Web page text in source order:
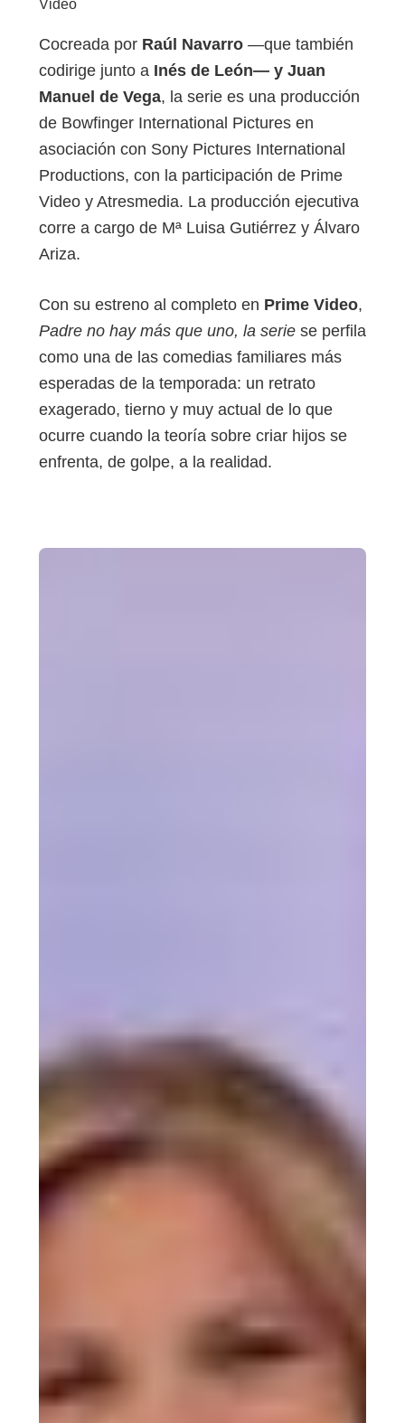
Video
Cocreada por Raúl Navarro —que también
codirige junto a Inés de León— y Juan
Manuel de Vega, la serie es una producción
de Bowfinger International Pictures en
asociación con Sony Pictures International
Productions, con la participación de Prime
Video y Atresmedia. La producción ejecutiva
corre a cargo de Mª Luisa Gutiérrez y Álvaro
Ariza.
Con su estreno al completo en Prime Video,
Padre no hay más que uno, la serie se perfila
como una de las comedias familiares más
esperadas de la temporada: un retrato
exagerado, tierno y muy actual de lo que
ocurre cuando la teoría sobre criar hijos se
enfrenta, de golpe, a la realidad.